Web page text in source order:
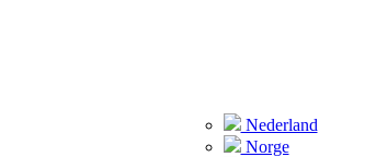
Nederland
Norge